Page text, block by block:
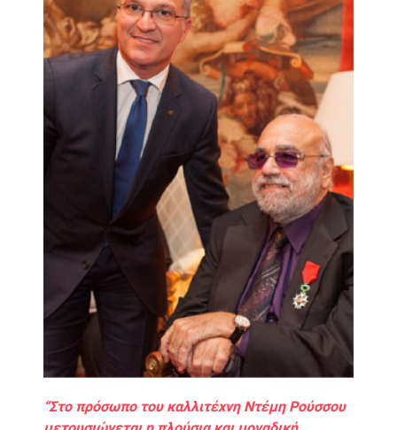
“Στο πρόσωπο του καλλιτέχνη Ντέμη Ρούσσου